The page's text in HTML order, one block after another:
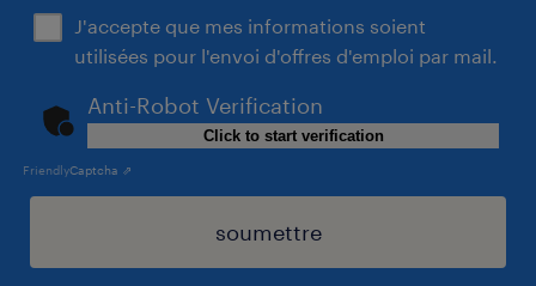
J'accepte que mes informations soient
utilisées pour l'envoi d'offres d'emploi par mail.
Anti-Robot Verification
Click to start verification
FriendlyCaptcha ⇗
soumettre